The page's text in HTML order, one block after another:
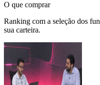
O que comprar
Ranking com a seleção dos
sua carteira.